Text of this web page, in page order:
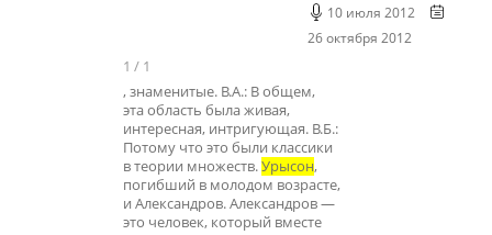
10 июля 2012
26 октября 2012
1 / 1
, знаменитые. В.А.: В общем,
эта область была живая,
интересная, интригующая. В.Б.:
Потому что это были классики
в теории множеств.Урысон,
погибший в молодом возрасте,
и Александров. Александров —
это человек, который вместе